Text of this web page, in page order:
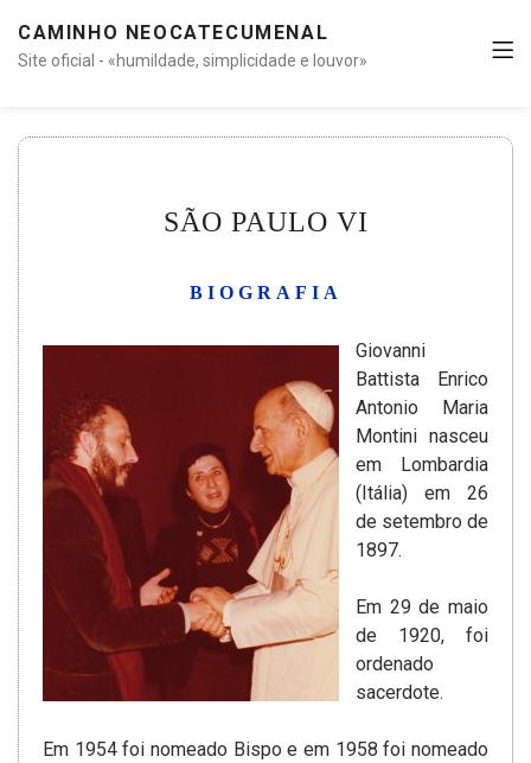
CAMINHO NEOCATECUMENAL
Site oficial - «humildade, simplicidade e louvor»
SÃO PAULO VI
BIOGRAFIA
Giovanni
Battista Enrico
Antonio Maria
Montini nasceu
em Lombardia
(Itália) em 26
de setembro de
1897.
Em 29 de maio
de 1920, foi
ordenado
sacerdote.
Em 1954 foi nomeado Bispo e em 1958 foi nomeado